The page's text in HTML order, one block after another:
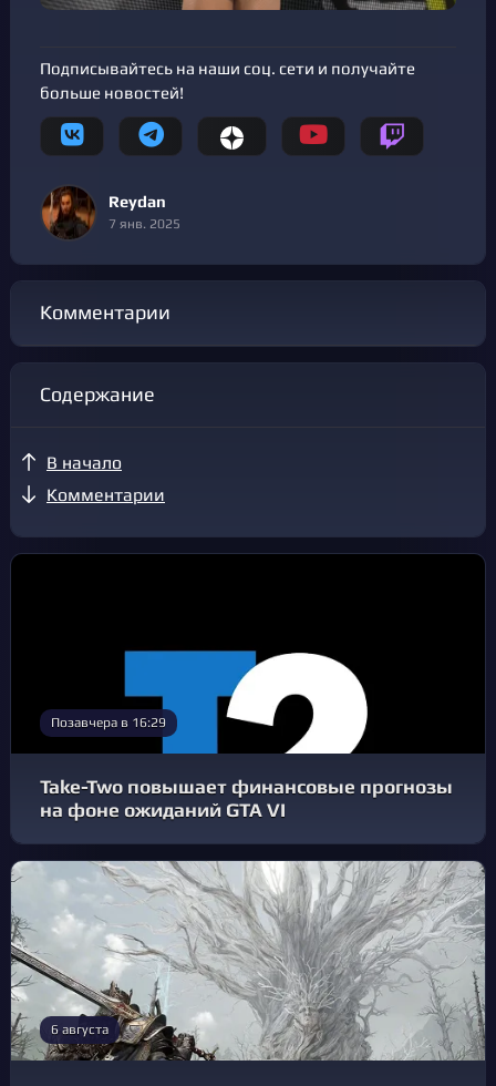
Подписывайтесь на наши соц. сети и получайте
больше новостей!
Reydan
7 янв. 2025
Комментарии
Содержание
В начало
Комментарии
Позавчера в 16:29
Take-Two повышает финансовые прогнозы
на фоне ожиданий GTA VI
6 августа